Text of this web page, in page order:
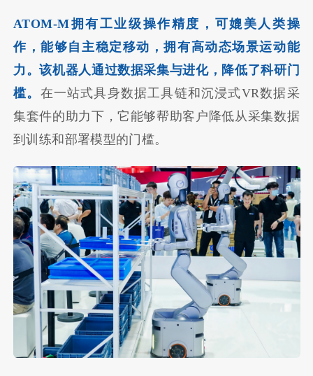
ATOM-M拥有工业级操作精度，可媲美人类操
作 ，能够自主稳定移动，拥有高动态场景运动能
力。该机器人通过数据采集与进化，降低了科研门
槛。 在一站式具身数据工具链和沉浸式VR数据采
集套件的助力下，它能够帮助客户降低从采集数据
到训练和部署模型的门槛。